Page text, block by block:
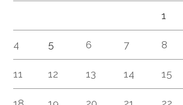
1
4 5 6 7 8
11 12 13 14 15